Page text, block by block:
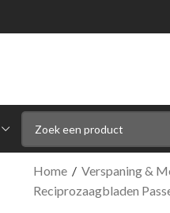
Home / Verspaning &
Reciprozaagbladen